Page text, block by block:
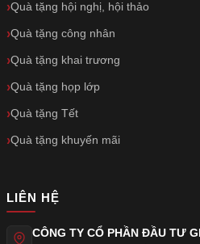
Quà tặng hội nghị, hội thảo
Quà tặng công nhân
Quà tặng khai trương
Quà tặng họp lớp
Quà tặng Tết
Quà tặng khuyến mãi
LIÊN HỆ
CÔNG TY CỔ PHẦN ĐẦU TƯ